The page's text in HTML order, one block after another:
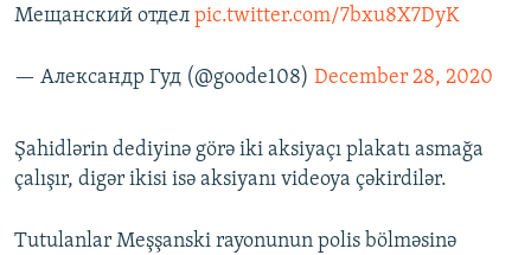
Мещанский отдел pic.twitter.com/7bxu8X7DyK
— Александр Гуд (@goode108) December 28, 2020
Şahidlərin dediyinə görə iki aksiyaçı plakatı asmağa
çalışır, digər ikisi isə aksiyanı videoya çəkirdilər.
Tutulanlar Meşşanski rayonunun polis bölməsinə